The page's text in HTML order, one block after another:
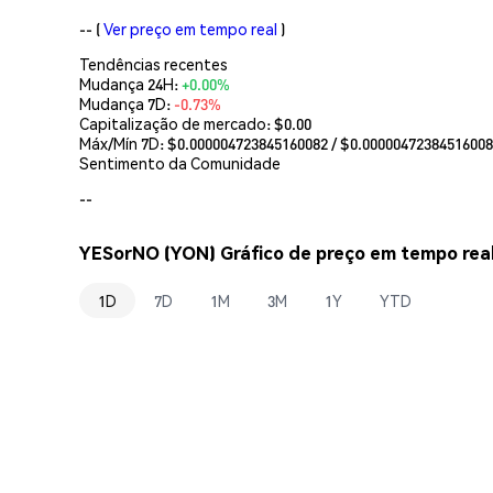
-- (Ver preço em tempo real )
Tendências recentes
Mudança 24H:+0.00%
Mudança 7D: -0.73%
Capitalização de mercado:$0.00
Máx/Mín 7D: $0.000004723845160082/ $
Sentimento da Comunidade
--
YESorNO (YON) Gráfico de preço em tempo
1D 7D 1M 3M 1Y YTD